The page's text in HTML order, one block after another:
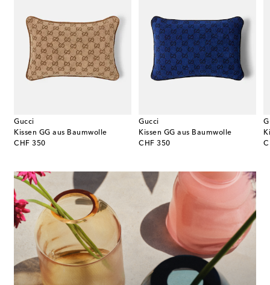
Gucci
Kissen GG aus Baumwolle
CHF 350
original price
Gucci
Kissen GG aus Baumwolle
CHF 350
original price